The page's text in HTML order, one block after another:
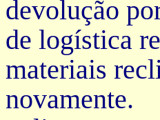
devolução
de logística
materiais
novamente.